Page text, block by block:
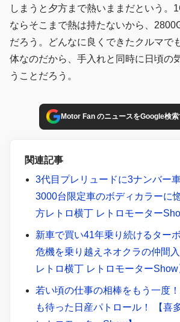
しまうと夕方まで熱いままだという。
ならそこまで熱は持たないから、
だろう。どんなに良くできたクルマで
体なのだから、手入れと同時に日頃の
うことだろう。
Motor Fan のニュースをGoogle検
関連記事
3代目プレリュードに3ナンバー
3000台限定車のボディカラーに
方レトロ横丁 レトロモーター
新車で買い41年乗り続けるター
危機を乗り越えネオクラの仲間
レトロ横丁 レトロモーターShow
若い頃の仕事の相棒をもう一度
も待った日産パトロール！ 【喜